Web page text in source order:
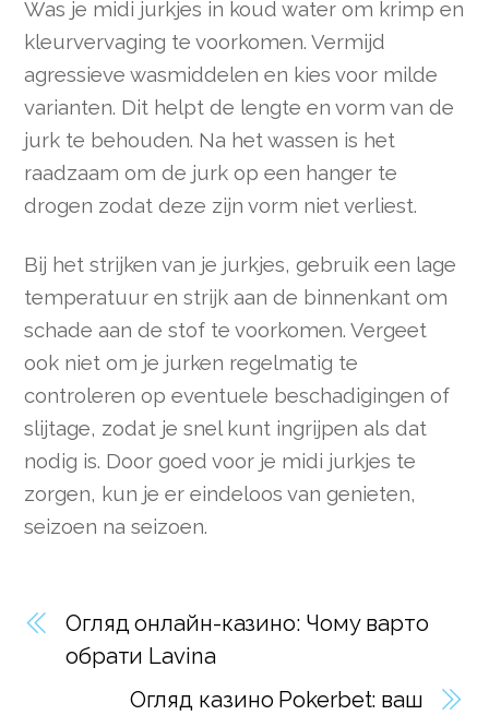
Was je midi jurkjes in koud water om krimp en
kleurvervaging te voorkomen. Vermijd
agressieve wasmiddelen en kies voor milde
varianten. Dit helpt de lengte en vorm van de
jurk te behouden. Na het wassen is het
raadzaam om de jurk op een hanger te
drogen zodat deze zijn vorm niet verliest.
Bij het strijken van je jurkjes, gebruik een lage
temperatuur en strijk aan de binnenkant om
schade aan de stof te voorkomen. Vergeet
ook niet om je jurken regelmatig te
controleren op eventuele beschadigingen of
slijtage, zodat je snel kunt ingrijpen als dat
nodig is. Door goed voor je midi jurkjes te
zorgen, kun je er eindeloos van genieten,
seizoen na seizoen.
Огляд онлайн-казино: Чому варто
обрати Lavina
Огляд казино Pokerbet: ваш